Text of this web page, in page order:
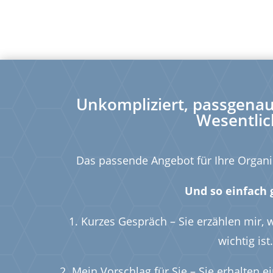
Unkompliziert,
Das passende Angebot für Ihre
Und so einfach
1. Kurzes Gespräch – Sie erzählen
wichtig ist.